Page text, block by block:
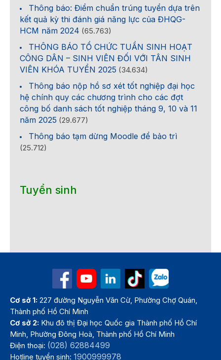
Thông báo: Điểm chuẩn trúng tuyển dựa trên
kết quả kỳ thi đánh giá năng lực của ĐHQG-
HCM năm 2024 (65.763)
THÔNG BÁO TỔ CHỨC TUẦN SINH HOẠT
CÔNG DÂN – SINH VIÊN ĐỐI VỚI TÂN SINH
VIÊN KHÓA TUYỂN 2025 (34.634)
Thông báo nộp hồ sơ xét tốt nghiệp đại học
hệ chính quy các chương trình cho các đợt
công bố danh sách tốt nghiệp tháng 9, 10 và 11
năm 2025 (29.677)
Thông báo tạm dừng Moodle để bảo trì
(25.712)
Tuyển sinh
Cơ sở 1: 227 đường Nguyễn Văn Cừ, Phường Chợ Quán,
Thành phố Hồ Chí Minh
Cơ sở 2: Khu đô thị Đại học Quốc gia Thành phố Hồ Chí
Minh, Phường Đông Hoà, Thành phố Hồ Chí Minh
Điện thoại: (028) 62884499
Hotline tuyển sinh:1900999978